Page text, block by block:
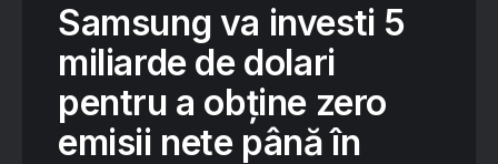
Samsung va investi 5
miliarde de dolari
pentru a obține zero
emisii nete până în